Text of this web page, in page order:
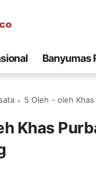
Banyumas
5 Oleh - oleh
Khas